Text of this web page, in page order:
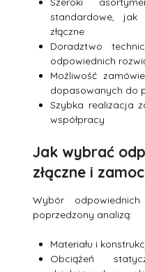
standardowe, jak
złączne
Doradztwo
odpowiednich
Możliwość
dopasowanych do
Szybka realizacja
współpracy
Jak wybrać
złączne i
Wybór
poprzedzony analizą:
Materiału i
Obciążeń